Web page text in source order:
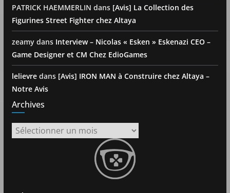
PATRICK HAEMMERLIN dans [Avis] La Collection des
Figurines Street Fighter chez Altaya
zeamydans Interview – Nicolas « Esken » Eskenazi CEO –
Game Designer et CM Chez EdioGames
lelievredans [Avis] IRON MAN à Construire chez Altaya –
Notre Avis
Archives
Archives